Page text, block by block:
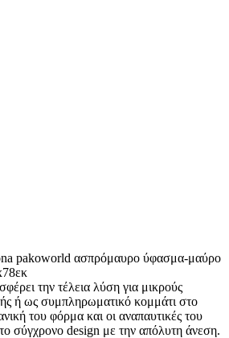
pakoworld ασπρόμαυρο ύφασμα-μαύρο
την τέλεια λύση για μικρούς
ή ως συμπληρωματικό κομμάτι στο
του φόρμα και οι αναπαυτικές του
σύγχρονο design με την απόλυτη άνεση.